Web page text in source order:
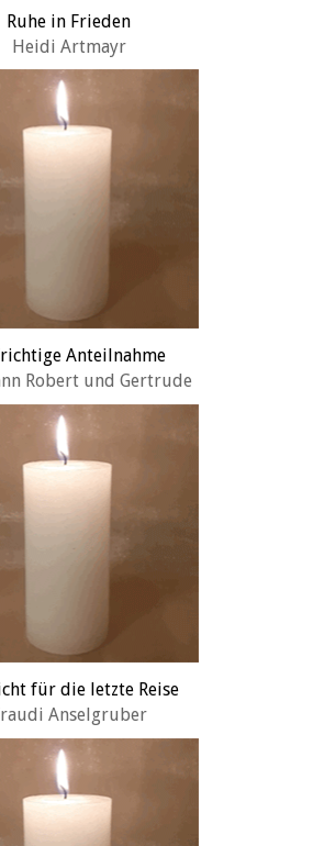
Ruhe in Frieden
Heidi Artmayr
Anteilnahme
Robert und Gertrude
für die letzte Reise
Anselgruber